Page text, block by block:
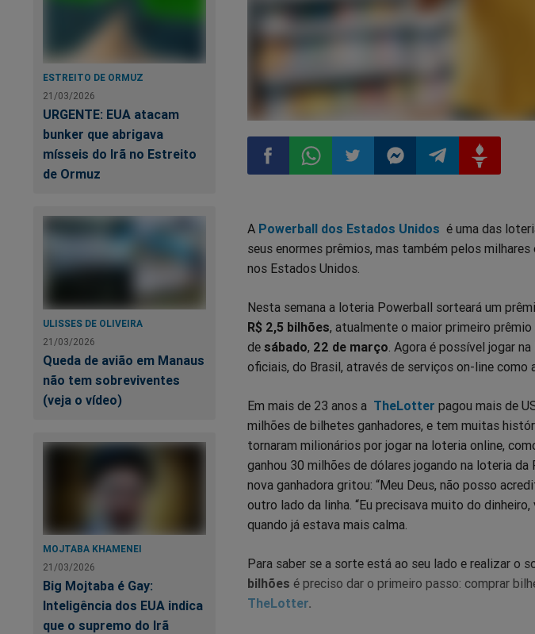
ESTREITO DE ORMUZ
21/03/2026
URGENTE: EUA atacam
bunker que abrigava
mísseis do Irã no Estreito
de Ormuz
ULISSES DE OLIVEIRA
21/03/2026
Queda de avião em Manaus
não tem sobreviventes
(veja o vídeo)
MOJTABA KHAMENEI
21/03/2026
Big Mojtaba é Gay:
Inteligência dos EUA indica
que o supremo do Irã
no
Facebook
no
Whatsapp
no
Twitter
no
no
no
A Powerball dos Estados Unidos é uma das
seus enormes prêmios, mas também pelos
nos Estados Unidos.
Nesta semana a loteria Powerball sorteará um
R$ 2,5 bilhões, atualmente o maior primeiro
de sábado, 22 de março. Agora é possível jogar
oficiais, do Brasil, através de serviços on-line como
Em mais de 23 anos a TheLotter pagou mais de
milhões de bilhetes ganhadores, e tem muitas
tornaram milionários por jogar na loteria online,
ganhou 30 milhões de dólares jogando na loteria da
nova ganhadora gritou: “Meu Deus, não posso
outro lado da linha. “Eu precisava muito do
quando já estava mais calma.
Para saber se a sorte está ao seu lado e realizar o
bilhões é preciso dar o primeiro passo: comprar
TheLotter.